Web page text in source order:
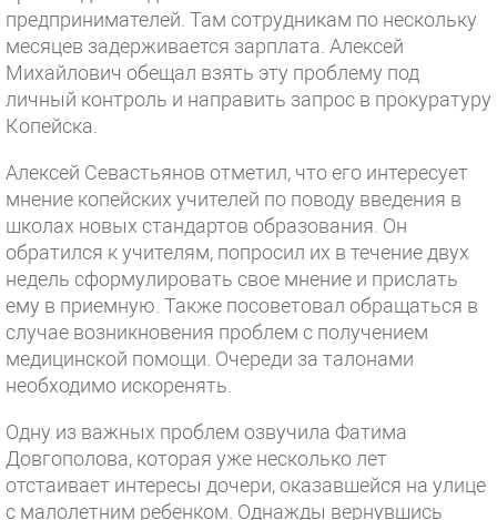
предпринимателей. Там сотрудникам по нескольку
месяцев задерживается зарплата. Алексей
Михайлович обещал взять эту проблему под
личный контроль и направить запрос в прокуратуру
Копейска.
Алексей Севастьянов отметил, что его интересует
мнение копейских учителей по поводу введения в
школах новых стандартов образования. Он
обратился к учителям, попросил их в течение двух
недель сформулировать свое мнение и прислать
ему в приемную. Также посоветовал обращаться в
случае возникновения проблем с получением
медицинской помощи. Очереди за талонами
необходимо искоренять.
Одну из важных проблем озвучила Фатима
Довгополова, которая уже несколько лет
отстаивает интересы дочери, оказавшейся на улице
с малолетним ребенком. Однажды вернувшись